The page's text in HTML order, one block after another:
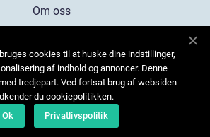
Om oss
Kontakta oss
Sitemap
cookies til at huske dine indstillinger,
af indhold og annoncer. Denne
tredjepart. Ved fortsat brug af websiden
du cookiepolitikken.
Ok
Privatlivspolitik